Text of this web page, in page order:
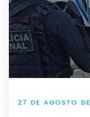
27 DE AGOSTO